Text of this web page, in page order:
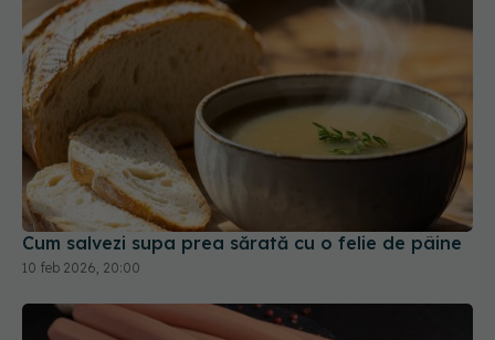
Cum salvezi supa prea sărată cu o felie de pâine
10 feb 2026, 20:00